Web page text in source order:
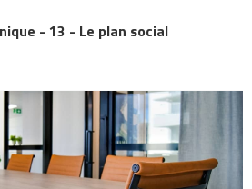
- 13 - Le plan social